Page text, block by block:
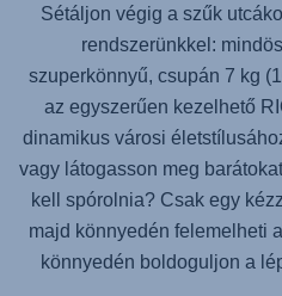
Sétáljon végig a szűk
rendszerünkkel:
szuperkönnyű, csupán 7 kg
az egyszerűen kezelhető
dinamikus városi
vagy látogasson meg
kell spórolnia? Csak egy
majd könnyedén felemelheti
könnyedén boldoguljon a